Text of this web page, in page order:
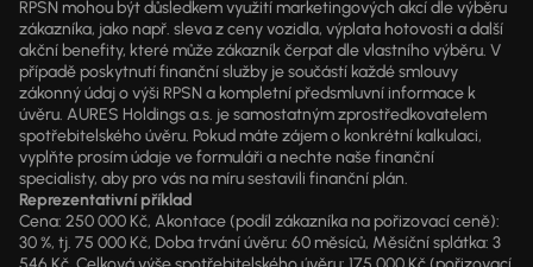
RPSN mohou být důsledkem využití marketingových akcí dle výběru
zákazníka, jako např. sleva z ceny vozidla, výplata hotovosti a další
akční benefity, které může zákazník čerpat dle vlastního výběru. V
případě poskytnutí finanční služby je součástí každé smlouvy
zákonný údaj o výši RPSN a kompletní předsmluvní informace k
úvěru. AURES Holdings a.s. je samostatným zprostředkovatelem
spotřebitelského úvěru. Pokud máte zájem o konkrétní kalkulaci,
vyplňte prosím údaje ve formuláři a nechte naše finanční
specialisty, aby pro vás na míru sestavili finanční plán.
Reprezentativní příklad
Cena: 250 000 Kč, Akontace (podíl zákazníka na pořizovací ceně):
30 %, tj. 75 000 Kč, Doba trvání úvěru: 60 měsíců, Měsíční splátka: 3